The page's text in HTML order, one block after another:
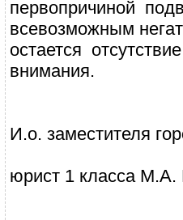
первопричиной
всевозможным
остается
внимания.
И.о. заместителя
юрист 1 класса М.А.